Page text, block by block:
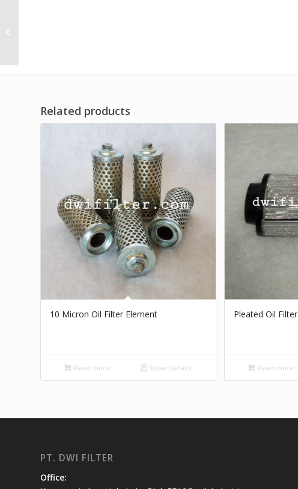
Related products
10 Micron Oil Filter Element
Read more Show Details
Pleated Oil Filter
Read more
PT. DWI FILTER
Office: